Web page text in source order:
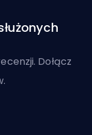
Dołącz